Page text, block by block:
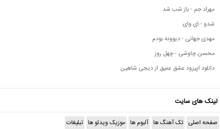
مهراد جم - باز شب شد
شدو - ای وای
مهدی جهانی - دیوونه بودم
محسن چاوشی - چهل روز
دانلود اپیزود عشق عمیق از دیجی شاهین
لینک های سایت
صفحه اصلی تک آهنگ ها آلبوم ها موزیک ویدئو ها تبلیغات